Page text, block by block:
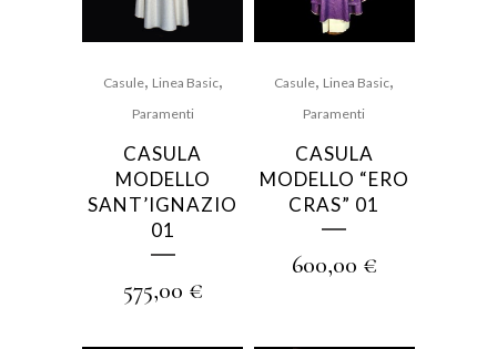
Casule, Linea Basic,
Paramenti
CASULA
MODELLO
SANT’IGNAZIO
01
575,00 €
Casule, Linea Basic,
Paramenti
CASULA
MODELLO “ERO
CRAS” 01
600,00 €